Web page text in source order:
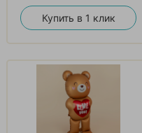
Купить в 1 клик